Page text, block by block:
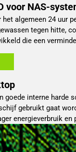
voor NAS-
het algemeen 24 uur
tegen hitte,
die een
goede interne
gebruikt gaat
energieverbruik